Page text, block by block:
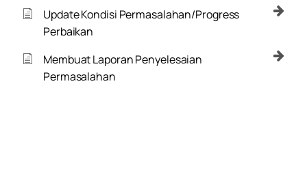
Update Kondisi Permasalahan/Progress
Perbaikan
Membuat Laporan Penyelesaian
Permasalahan